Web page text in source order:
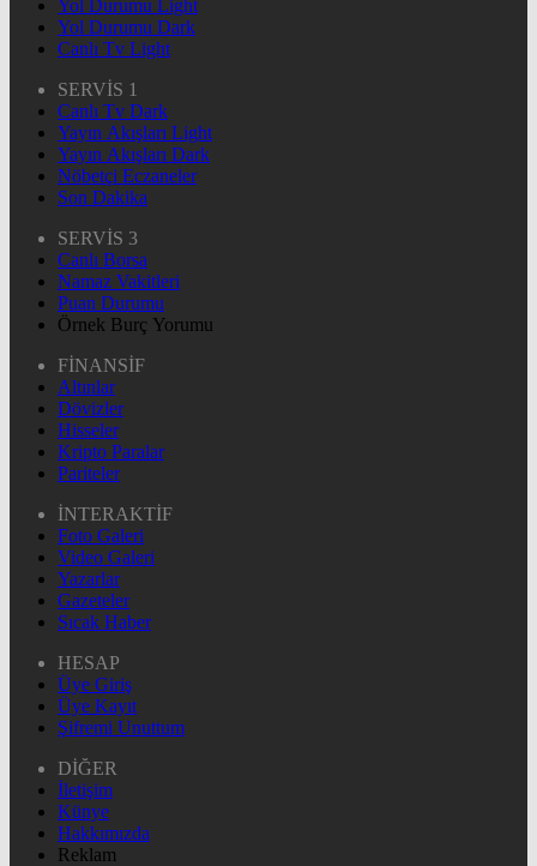
Yol Durumu Light
Yol Durumu Dark
Canlı Tv Light
SERVİS 1
Canlı Tv Dark
Yayın Akışları Light
Yayın Akışları Dark
Nöbetçi Eczaneler
Son Dakika
SERVİS 3
Canlı Borsa
Namaz Vakitleri
Puan Durumu
Örnek Burç Yorumu
FİNANSİF
Altınlar
Dövizler
Hisseler
Kripto Paralar
Pariteler
İNTERAKTİF
Foto Galeri
Video Galeri
Yazarlar
Gazeteler
Sıcak Haber
HESAP
Üye Giriş
Üye Kayıt
Şifremi Unuttum
DİĞER
İletişim
Künye
Hakkımızda
Reklam